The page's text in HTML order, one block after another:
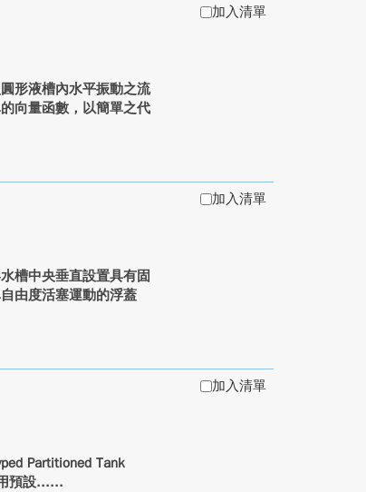
形液槽內水平振動之流
向量函數，以簡單之代
加入清單
槽中央垂直設置具有固
由度活塞運動的浮蓋
加入清單
Partitioned Tank
預設...
加入清單